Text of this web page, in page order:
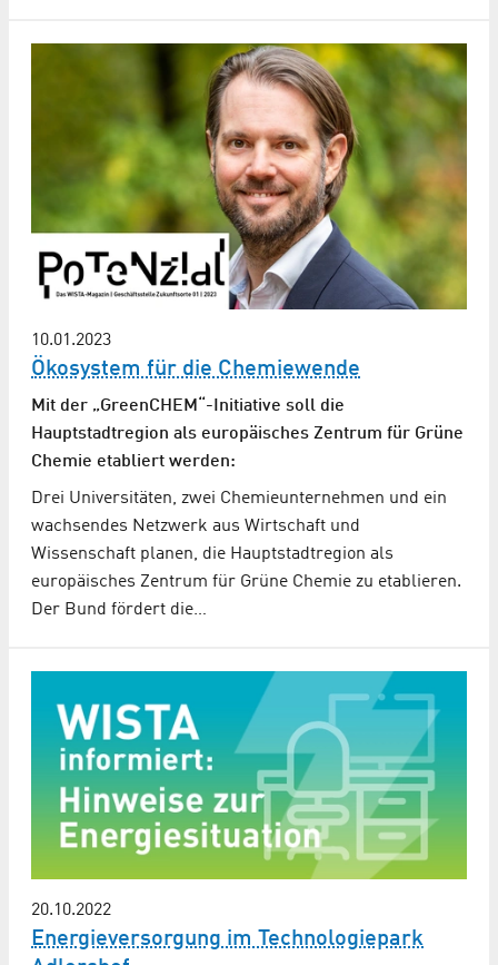
10.01.2023
Ökosystem für die Chemiewende
Mit der „GreenCHEM“-Initiative soll die
Hauptstadtregion als europäisches Zentrum für Grüne
Chemie etabliert werden:
Drei Universitäten, zwei Chemieunternehmen und ein
wachsendes Netzwerk aus Wirtschaft und
Wissenschaft planen, die Hauptstadtregion als
europäisches Zentrum für Grüne Chemie zu etablieren.
Der Bund fördert die…
20.10.2022
Energieversorgung im Technologiepark